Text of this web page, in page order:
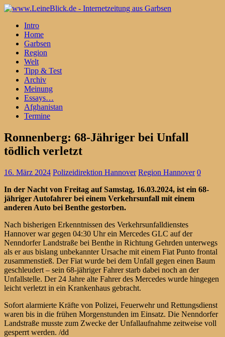
Intro
Home
Garbsen
Region
Welt
Tipp & Test
Archiv
Meinung
Essays…
Afghanistan
Termine
Ronnenberg: 68-Jähriger bei Unfall
tödlich verletzt
16. März 2024 Polizeidirektion Hannover Region Hannover 0
In der Nacht von Freitag auf Samstag, 16.03.2024, ist ein 68-
jähriger Autofahrer bei einem Verkehrsunfall mit einem
anderen Auto bei Benthe gestorben.
Nach bisherigen Erkenntnissen des Verkehrsunfalldienstes
Hannover war gegen 04:30 Uhr ein Mercedes GLC auf der
Nenndorfer Landstraße bei Benthe in Richtung Gehrden unterwegs
als er aus bislang unbekannter Ursache mit einem Fiat Punto frontal
zusammenstieß. Der Fiat wurde bei dem Unfall gegen einen Baum
geschleudert – sein 68-jähriger Fahrer starb dabei noch an der
Unfallstelle. Der 24 Jahre alte Fahrer des Mercedes wurde hingegen
leicht verletzt in ein Krankenhaus gebracht.
Sofort alarmierte Kräfte von Polizei, Feuerwehr und Rettungsdienst
waren bis in die frühen Morgenstunden im Einsatz. Die Nenndorfer
Landstraße musste zum Zwecke der Unfallaufnahme zeitweise voll
gesperrt werden. /dd